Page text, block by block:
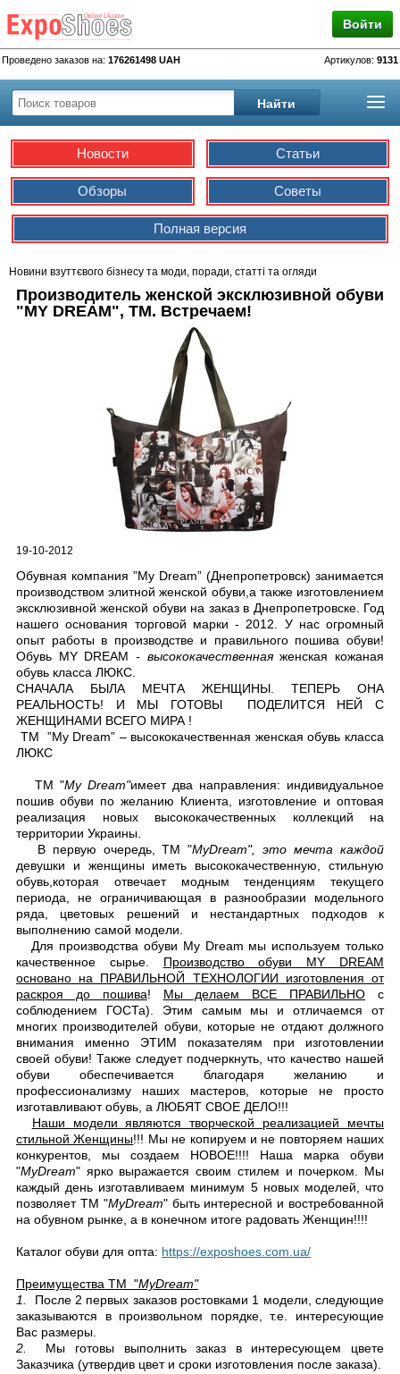
Войти
Проведено заказов на: 176261498 UAH Артикулов: 9131
Новости Статьи
Обзоры Советы
Полная версия
Новини взуттєвого бізнесу та моди, поради, статті та огляди
Производитель женской эксклюзивной обуви
"MY DREAM", TM. Встречаем!
19-10-2012
Обувная компания ”My Dream” (Днепропетровск) занимается
производством элитной женской обуви,а также изготовлением
эксклюзивной женской обуви на заказ в Днепропетровске. Год
нашего основания торговой марки - 2012. У нас огромный
опыт работы в производстве и правильного пошива обуви!
Обувь MY DREAM - высококачественнаяженская кожаная
обувь класса ЛЮКС.
СНАЧАЛА БЫЛА МЕЧТА ЖЕНЩИНЫ. ТЕПЕРЬ ОНА
РЕАЛЬНОСТЬ! И МЫ ГОТОВЫ ПОДЕЛИТСЯ НЕЙ С
ЖЕНЩИНАМИ ВСЕГО МИРА !
ТМ ”My Dream” – высококачественная женская обувь класса
ЛЮКС
ТМ "MyDream"имеет два направления: индивидуальное
пошив обуви по желанию Клиента, изготовление и оптовая
реализация новых высококачественных коллекций на
территории Украины.
В первую очередь, ТМ "MyDream", это мечта каждой
девушки и женщины иметь высококачественную, стильную
обувь,которая отвечает модным тенденциям текущего
периода, не ограничивающая в разнообразии модельного
ряда, цветовых решений и нестандартных подходов к
выполнению самой модели.
Для производства обуви My Dream мы используем только
качественное сырье. Производство обуви MY DREAM
основано на ПРАВИЛЬНОЙ ТЕХНОЛОГИИ изготовления от
раскроя до пошива! Мы делаем ВСЕ ПРАВИЛЬНО с
соблюдением ГОСТа). Этим самым мы и отличаемся от
многих производителей обуви, которые не отдают должного
внимания именно ЭТИМ показателям при изготовлении
своей обуви! Также следует подчеркнуть, что качество нашей
обуви обеспечивается благодаря желанию и
профессионализму наших мастеров, которые не просто
изготавливают обувь, а ЛЮБЯТ СВОЕ ДЕЛО!!!
Наши модели являются творческой реализацией мечты
стильной Женщины!!! Мы не копируем и не повторяем наших
конкурентов, мы создаем НОВОЕ!!!! Наша марка обуви
"MyDream" ярко выражается своим стилем и почерком. Мы
каждый день изготавливаем минимум 5 новых моделей, что
позволяет ТМ "MyDream" быть интересной и востребованной
на обувном рынке, а в конечном итоге радовать Женщин!!!!
Каталог обуви для опта: https://exposhoes.com.ua/
Преимущества ТМ "MyDream"
1. После 2 первых заказов ростовками 1 модели, следующие
заказываются в произвольном порядке, т.е. интересующие
Вас размеры.
2. Мы готовы выполнить заказ в интересующем цвете
Заказчика (утвердив цвет и сроки изготовления после заказа).